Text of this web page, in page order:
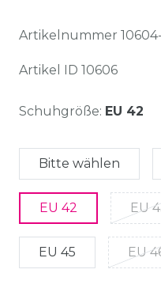
Artikelnummer
Artikel ID 10606
Schuhgröße: EU 42
Bitte wählen
EU 42 EU
EU 45 EU